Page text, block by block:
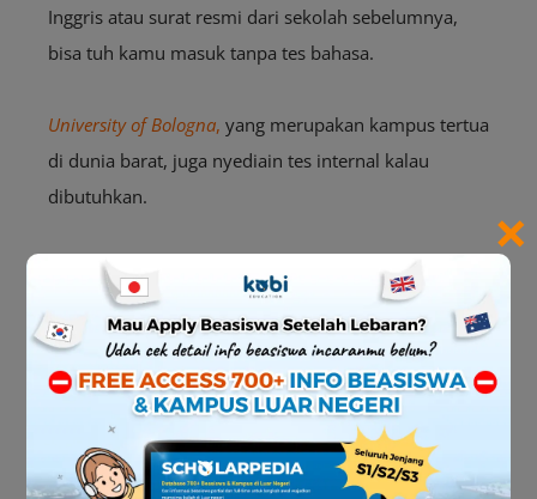
Inggris atau surat resmi dari sekolah sebelumnya,
bisa tuh kamu masuk tanpa tes bahasa.
University ofBologna, yang merupakan kampus tertua
di dunia barat, juga nyediain tes internal kalau
dibutuhkan.
Suasananya historis banget tapi tetap ramah buat
mahasiswa internasional, Kawan Kobi!
8. University of Oslo – Norwegia
×